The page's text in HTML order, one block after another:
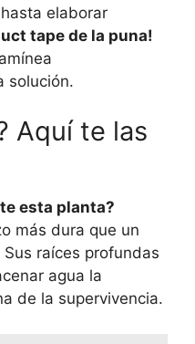
elaborar
tape de la puna!
solución.
Aquí te las
esta planta?
más dura que un
raíces profundas
agua la
de la supervivencia.